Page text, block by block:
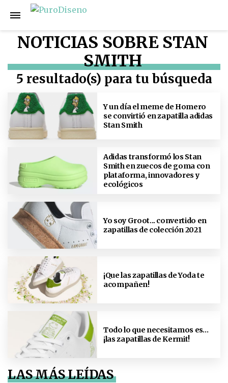
NOTICIAS SOBRE STAN
SMITH
5 resultado(s) para tu búsqueda
Y un día el meme de Homero
se convirtió en zapatilla adidas
Stan Smith
Adidas transformó los Stan
Smith en zuecos de goma con
plataforma, innovadores y
ecológicos
Yo soy Groot... convertido en
zapatillas de colección 2021
¡Que las zapatillas de Yoda te
acompañen!
Todo lo que necesitamos es…
¡las zapatillas de Kermit!
LAS MÁS LEÍDAS